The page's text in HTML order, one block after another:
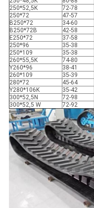
250*52,5K
72-78
250*72
47-57
B250*72
34-60
B250*72B
42-58
E250*72
37-58
250*96
35-38
250*109
35-38
260*55,5K
74-80
Y260*96
38-41
260*109
35-39
280*72
45-64
Y280*106K
35-42
300*52,5N
72-98
300*52,5 W
72-92